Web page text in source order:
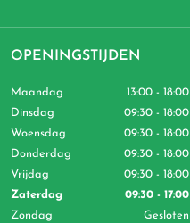
OPENINGSTIJDEN
Maandag
13:00 - 18:00
Dinsdag
09:30 - 18:00
Woensdag
09:30 - 18:00
Donderdag
09:30 - 18:00
Vrijdag
09:30 - 18:00
Zaterdag
09:30 - 17:00
Zondag
Gesloten